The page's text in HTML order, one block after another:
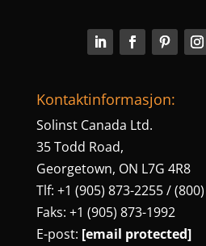
Kontaktinformasjon:
Solinst Canada Ltd.
35 Todd Road,
Georgetown, ON L7G 4R8
Tlf: +1 (905) 873-2255 /
Faks: +1 (905) 873-1992
E-post: [email protected]